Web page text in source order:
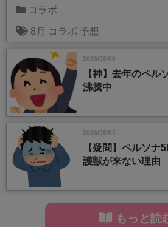
コラボ
8月 コラボ 予想
2026/08/06
【神】去年のペル
沸騰中
2026/08/05
【疑問】ペルソナ
護獣が来ない理由
もっと読